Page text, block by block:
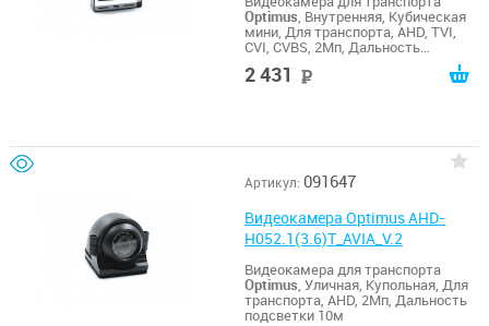
Optimus , Внутренняя, Кубическая
мини, Для транспорта, AHD, TVI,
CVI, CVBS, 2Мп, Дальность
2 431
Артикул: 091647
Видеокамера Optimus AHD-
H052.1(3.6)T_AVIA_V.2
Видеокамера для транспорта
Optimus , Уличная, Купольная, Для
транспорта, AHD, 2Мп, Дальность
подсветки 10м